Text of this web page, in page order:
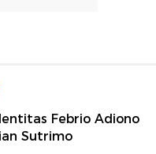
Febrio Adiono
Sutrimo